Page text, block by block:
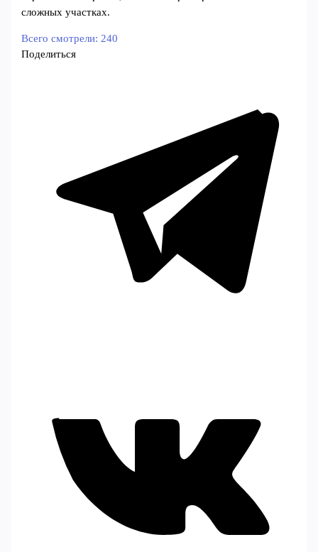
сложных участках.
Всего смотрели: 240
Поделиться